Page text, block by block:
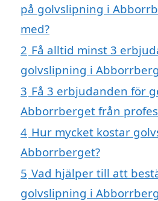
på golvslipning i
med?
2 Få alltid minst 3
golvslipning i
3 Få 3 erbjudanden för
Abborrberget från
4 Hur mycket kostar
Abborrberget?
5 Vad hjälper till att
golvslipning i